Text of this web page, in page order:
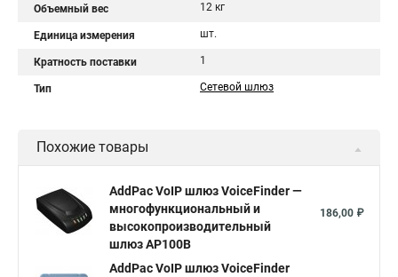
Объемный вес 12 кг
Единица измерения шт.
Кратность поставки 1
Тип Сетевой шлюз
Похожие товары
AddPac VoIP шлюз VoiceFinder —
многофункциональный и
высокопроизводительный
шлюз AP100B
186,00 ₽
AddPac VoIP шлюз VoiceFinder